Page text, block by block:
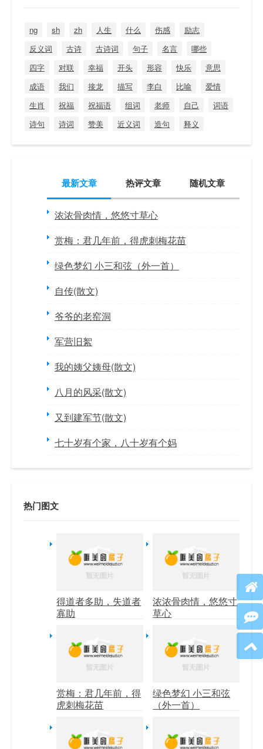
ng sh zh 人生 什么 伤感
励志
反义词
古诗 古诗词 句子 名言
哪些
四字
对联 幸福 开头 形容 快乐
意思
成语
我们 接龙 描写 李白 比喻
爱情
生肖
祝福 祝福语 组词 老师 自己
词语
诗句
诗词 赞美 近义词 造句 释义
最新文章 热评文章 随机文章
浓浓骨肉情，悠悠寸草心
赏梅：君几年前，得虎刺梅花苗
绿色梦幻 小三和弦（外一首）
自传(散文)
爷爷的老窑洞
军营旧絮
我的姨父姨母(散文)
八月的风采(散文)
又到建军节(散文)
七十岁有个家，八十岁有个妈
热门图文
得道者多助，失道者
寡助
浓浓骨肉情，悠悠寸
草心
赏梅：君几年前，得
虎刺梅花苗
绿色梦幻 小三和弦
（外一首）